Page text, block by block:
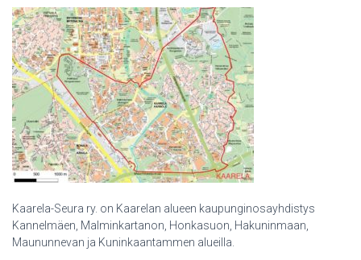
Kaarela-Seura ry. on Kaarelan alueen kaupunginosayhdistys
Kannelmäen, Malminkartanon, Honkasuon, Hakuninmaan,
Maununnevan ja Kuninkaantammen alueilla.